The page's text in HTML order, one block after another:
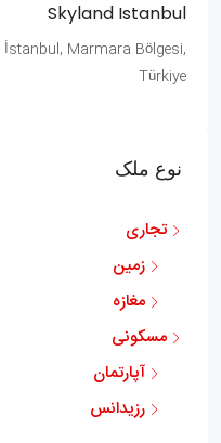
Skyland Istanbul
İstanbul, Marmara Bölgesi,
Türkiye
نوع ملک
تجاری
زمین
مغازه
مسکونی
آپارتمان
رزیدانس